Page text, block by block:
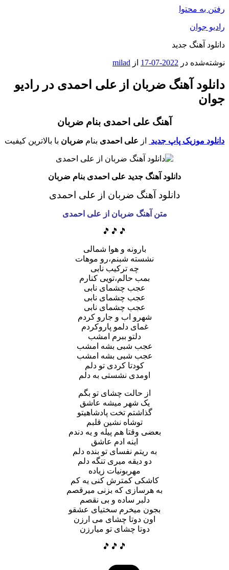
رفتن به محتوا
رادیو جوان
دانلود آهنگ جدید
نوشته‌شده در 2022-07-17 از milad
دانلود آهنگ ضربان از علی احمدی در رادیو
جوان
آهنگ علی احمدی بنام ضربان
دانلود موزیک پاپ جدید از علی احمدی بنام ضربان با بالاترین کیفیت
دانلود آهنگ جدید علی احمدی بنام ضربان
دانلود آهنگ ضربان از علی احمدی
متن آهنگ ضربان از علی احمدی
🎵🎵🎵
بارونه و هوا شمالی
نشسته شبنم،رو موهات
چه ترکیب نابی
بمب حالم،تویی کنارم
عجب چشمای نابی
عجب چشمای نابی
عجب چشمای نابی
شهرو اب و جارو کردم
غمای دلمو پاروکردم
دلتو ببرم امشب
عجب شبی بشه امشب
عجب شبی بشه امشب
کودتا کردی تو دلم
اومدی نشستی به دلم
از حالت چشای تو بگم
یک شهر میشه عاشق
گذاشتم تخت پادشاهیتو
توشاه نشین قلبم
بعضی وقتا هم پیله و یه دندم
اینه ادم عاشق
به ریتم نفسای تو بنده دلم
دو دیقه میری تنگه دلم
مهربونیات زیاده
کاشکی کمترش کنی یه کم
به هرسازی که بزنی میرقصم
دلبر ساده و بی نقصم
بجون میخرم سختیای عشقو
اون دوتا چشای می ارزن
دوتا چشای تو میارزن
🎵🎵🎵